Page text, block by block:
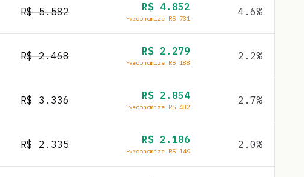
R$5.582 R$ 4.852
economize R$ 731
4.6%
R$2.468 R$ 2.279
economize R$ 188
2.2%
R$3.336 R$ 2.854
economize R$ 482
2.7%
R$2.335 R$ 2.186
economize R$ 149
2.0%